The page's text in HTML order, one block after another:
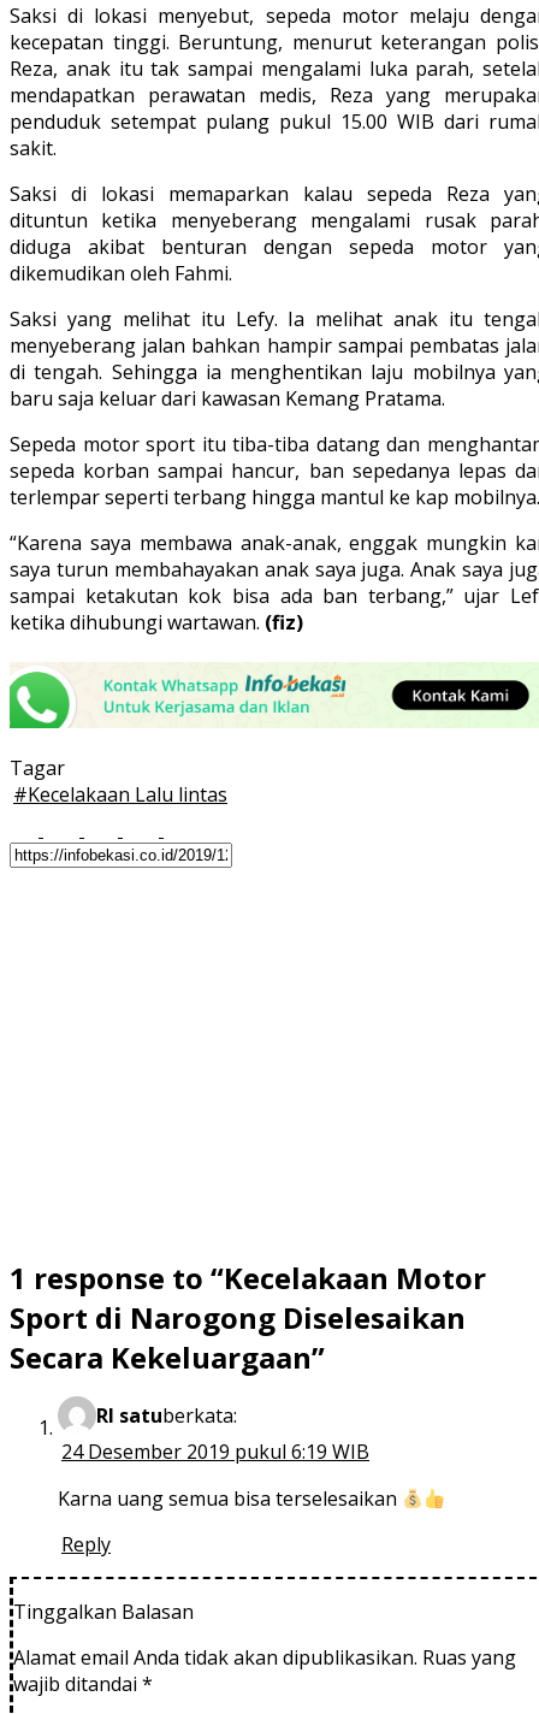
Saksi di lokasi menyebut, sepeda motor melaju
kecepatan tinggi. Beruntung, menurut keterangan
Reza, anak itu tak sampai mengalami luka parah,
mendapatkan perawatan medis, Reza yang
penduduk setempat pulang pukul 15.00 WIB dari
sakit.
Saksi di lokasi memaparkan kalau sepeda Reza
dituntun ketika menyeberang mengalami rusak
diduga akibat benturan dengan sepeda motor
dikemudikan oleh Fahmi.
Saksi yang melihat itu Lefy. Ia melihat anak itu
menyeberang jalan bahkan hampir sampai pembatas
di tengah. Sehingga ia menghentikan laju mobilnya
baru saja keluar dari kawasan Kemang Pratama.
Sepeda motor sport itu tiba-tiba datang dan
sepeda korban sampai hancur, ban sepedanya lepas
terlempar seperti terbang hingga mantul ke kap mobilnya.
“Karena saya membawa anak-anak, enggak mungkin
saya turun membahayakan anak saya juga. Anak saya
sampai ketakutan kok bisa ada ban terbang,” ujar
ketika dihubungi wartawan. (fiz)
Tagar
#Kecelakaan Lalu lintas
1 response to “Kecelakaan Motor
Sport di Narogong Diselesaikan
Secara Kekeluargaan”
RI satuberkata:
24 Desember 2019 pukul 6:19 WIB
Karna uang semua bisa terselesaikan
Reply
Tinggalkan Balasan
Alamat email Anda tidak akan dipublikasikan. Ruas yang
wajib ditandai *